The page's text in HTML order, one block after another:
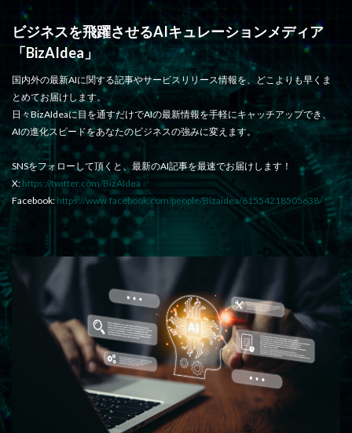
ビジネスを飛躍させるAIキュレーションメディア
「BizAIdea」
国内外の最新AIに関する記事やサービスリリース情報を、どこよりも早くま
とめてお届けします。
日々BizAIdeaに目を通すだけでAIの最新情報を手軽にキャッチアップでき、
AIの進化スピードをあなたのビジネスの強みに変えます。
SNSをフォローして頂くと、最新のAI記事を最速でお届けします！
X: https://twitter.com/BizAIdea
Facebook: https://www.facebook.com/people/Bizaidea/61554218505638/